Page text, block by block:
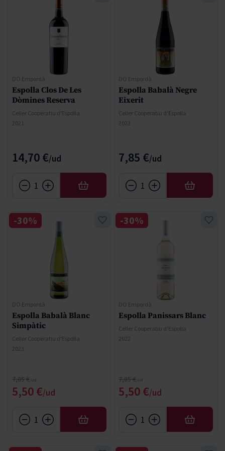
DO Empordà
Espolla Clos De Les
Dòmines Reserva
Celler Cooperatiu d'Espolla
2021
14,70 €
AÑADIR
DO Empordà
Espolla Babalà Negre
Eixerit
Celler Cooperatiu d'Espolla
2023
7,85 €
AÑADIR
DO Empordà
Espolla Babalà Blanc
Simpàtic
Celler Cooperatiu d'Espolla
2023
Precio especial
5,50 €
Precio normal
7,85 €
-30%
AÑADIR
DO Empordà
Espolla Panissars Blanc
Celler Cooperatiu d'Espolla
2022
Precio especial
5,50 €
Precio normal
7,85 €
-30%
AÑADIR